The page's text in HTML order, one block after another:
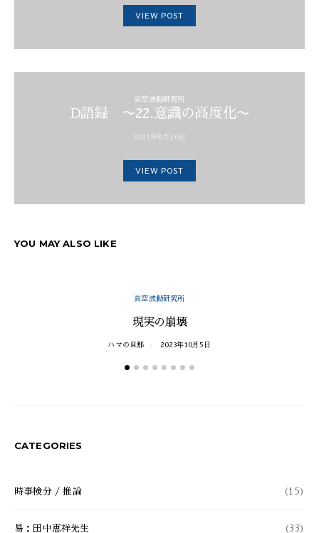
VIEW POST
真空波動研究所
D語録 〜22.意識の高度化〜
2021年8月20日
VIEW POST
YOU MAY ALSO LIKE
真空波動研究所
現実の崩壊
ハマの旦那 2023年10月5日
CATEGORIES
時事検分 / 推論 (15)
易：田中恵祥先生 (33)